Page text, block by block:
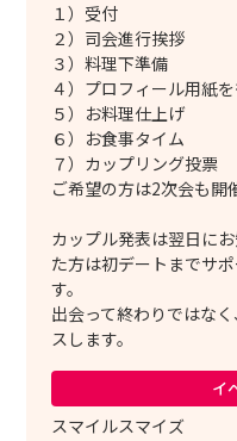
１）受付
２）司会進行挨拶
３）料理下準備
４）プロフィール用紙
５）お料理仕上げ
６）お食事タイム
７）カップリング投票
ご希望の方は2次会も開
カップル発表は翌日に
た方は初デートまでサ
す。
出会って終わりではな
スします。
イ
スマイルスマイズ